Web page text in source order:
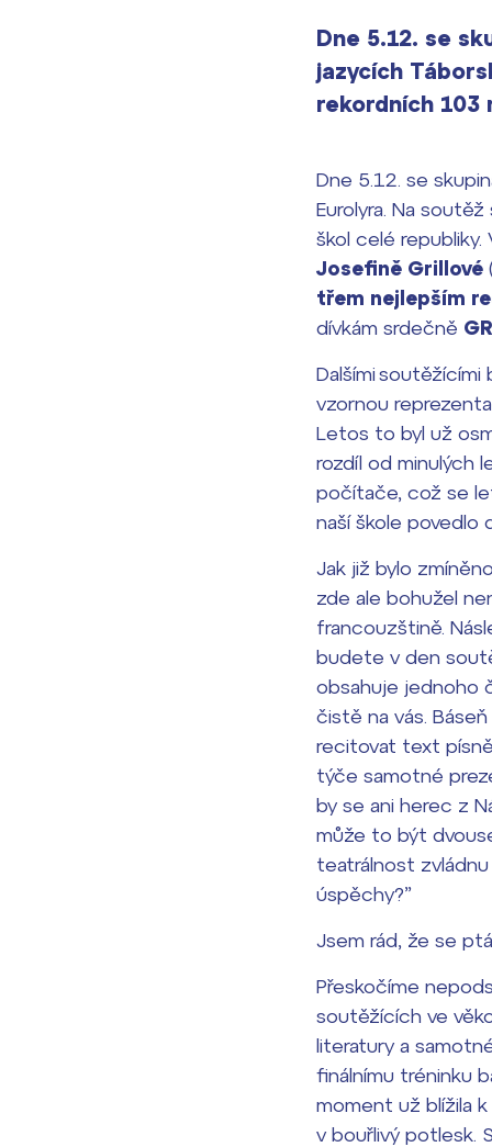
Dne 5.12. se
jazycích
rekordních
Dne 5.12. se
Eurolyra. Na
škol celé
Josefině Grillové
třem nejlepším
dívkám srdečně
Dalšími soutěžícími
vzornou
Letos to byl už
rozdíl od minulých
počítače, což se
naší škole povedlo
Jak již bylo
zde ale bohužel
francouzštině.
budete v den
obsahuje jednoho
čistě na vás.
recitovat text
týče samotné
by se ani herec z
může to být
teatrálnost
úspěchy?”
Jsem rád, že se
Přeskočíme
soutěžících ve
literatury a
finálnímu tréninku
moment už blížila
v bouřlivý potlesk.